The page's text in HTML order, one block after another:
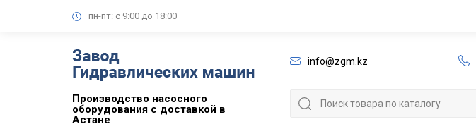
пн-пт: с 9:00 до 18:00
Производство насосного
оборудования с доставкой в
Астане
info@zgm.kz